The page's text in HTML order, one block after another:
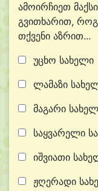
ამოირჩიეთ
გვითხარით,
თქვენი აზრით...
უცხო სახელი
ლამაზი
მაგარი
საყვარელი
იშვიათი
ჟღერადი